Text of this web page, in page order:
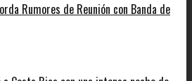
Rumores de Reunión con Banda de